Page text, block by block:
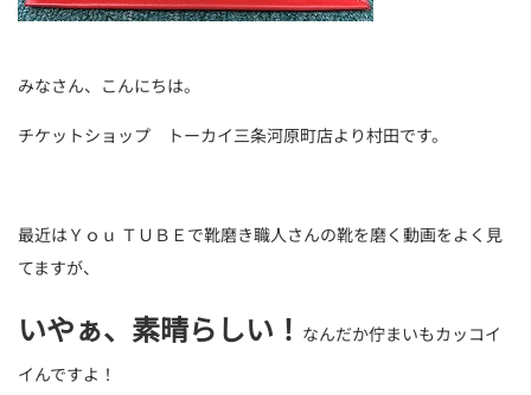
みなさん、こんにちは。
チケットショップ トーカイ三条河原町店より村田です。
最近はＹｏｕ ＴＵＢＥで靴磨き職人さんの靴を磨く動画をよく見
てますが、
いやぁ、素晴らしい！ なんだか佇まいもカッコイ
イんですよ！